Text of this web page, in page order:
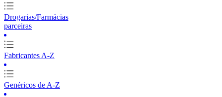
Drogarias/Farmácias
parceiras
Fabricantes A-Z
Genéricos de A-Z